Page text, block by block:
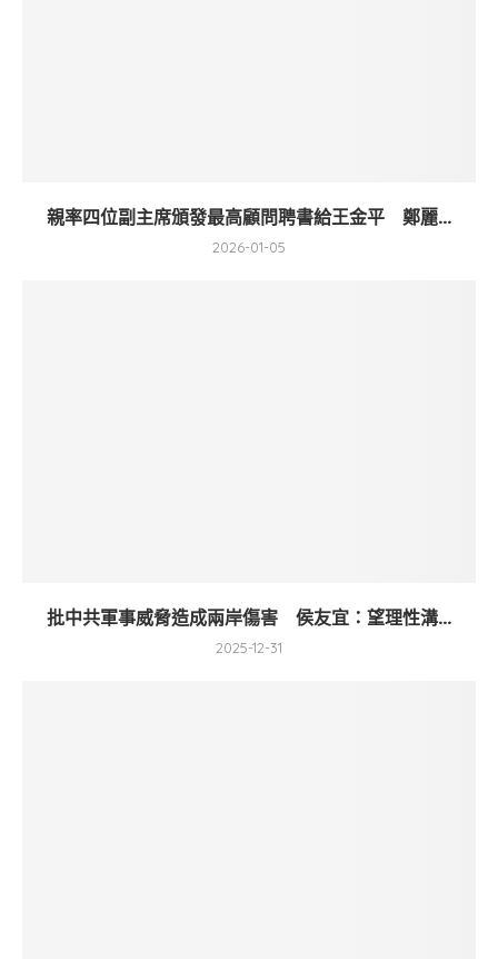
親率四位副主席頒發最高顧問聘書給王金平 鄭麗...
2026-01-05
批中共軍事威脅造成兩岸傷害 侯友宜：望理性溝...
2025-12-31